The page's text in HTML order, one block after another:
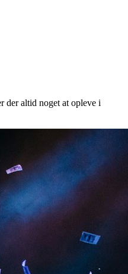
der altid noget at opleve i